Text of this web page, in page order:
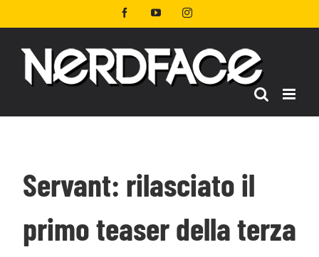
al
FacebookYouTubeInstagram
Servant: rilasciato il
primo teaser della terza